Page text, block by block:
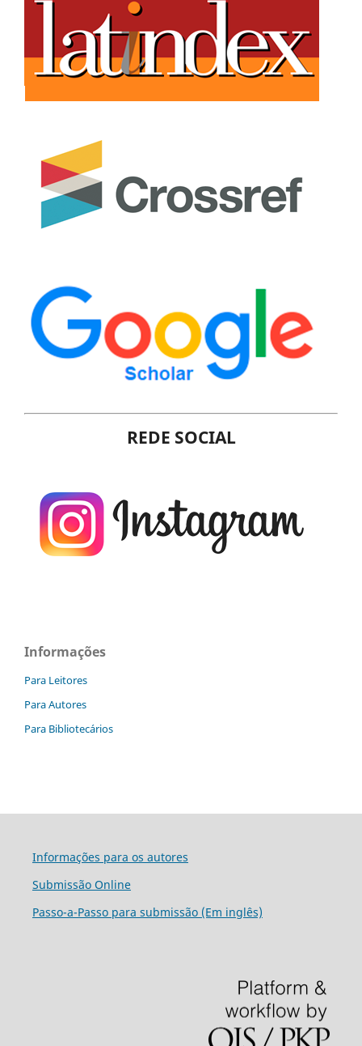
REDE SOCIAL
Informações
Para Leitores
Para Autores
Para Bibliotecários
Informações para os autores
Submissão Online
Passo-a-Passo para submissão (Em inglês)